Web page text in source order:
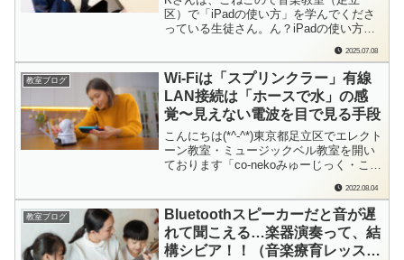
区）で「iPadの使い方」を学んでくださ
っている生徒さん。ん？iPadの使い方を
て…？？Kさん、ピアノ。私（先生）、
エレクトーン。2人とも「iPadで楽譜を見
る」というミッションを課して、アンサ
ンブル演奏で発表会に参加してきまし
た。こち...
2025.07.08
教室ブログ
Wi-Fiは「スプリンクラー」有線
LAN接続は「ホースで水」の感
覚〜見えない電波を目で見る手段
こんにちは(*^-^*)東京都足立区でエレクト
ーン教室・ミュージックベル教室を開い
ております「co-nekoみゅーじっく・こね
す。オンラインで何かをすることが増え
ましたよね。家族みんなで使っていた
り、集合住宅で住んでいる方が一斉に使
う時間帯など、「Wi-Fi遅い！」...
2022.08.04
教室ブログ
Bluetoothスピーカーだと音が遅
れて聞こえる…楽器演奏って、結
構シビア！！（音楽療育レッスン